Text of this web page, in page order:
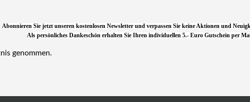
Abonnieren Sie jetzt unseren kostenlosen Newsletter und verpassen Sie keine Aktionen und
Als persönliches Dankeschön erhalten Sie Ihren individuellen 5.- Euro Gutschein per
genommen.